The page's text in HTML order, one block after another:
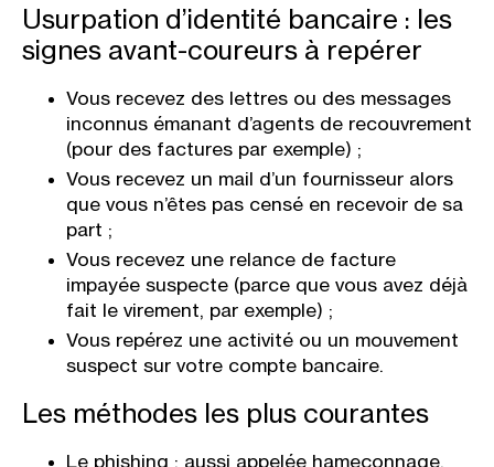
Usurpation d’identité bancaire : les
signes avant-coureurs à repérer
Vous recevez des lettres ou des messages
inconnus émanant d’agents de recouvrement
(pour des factures par exemple) ;
Vous recevez un mail d’un fournisseur alors
que vous n’êtes pas censé en recevoir de sa
part ;
Vous recevez une relance de facture
impayée suspecte (parce que vous avez déjà
fait le virement, par exemple) ;
Vous repérez une activité ou un mouvement
suspect sur votre compte bancaire.
Les méthodes les plus courantes
Le phishing : aussi appelée hameçonnage,